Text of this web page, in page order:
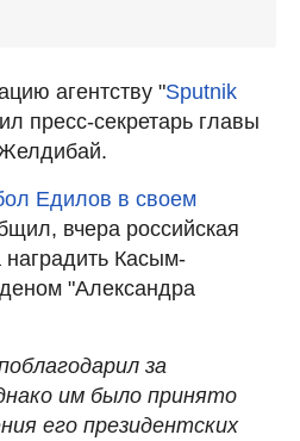
агентству "Sputnik
пресс-секретарь главы
Едилов в своем
вчера российская
Касым-
"Александра
за
им было принято
его президентских